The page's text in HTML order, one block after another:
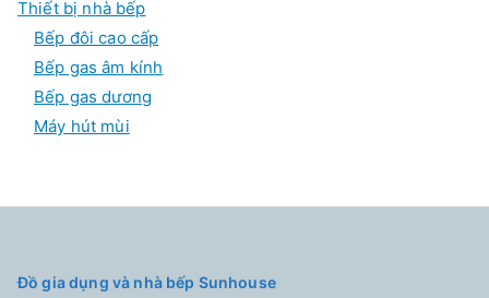
Thiết bị nhà bếp
Bếp đôi cao cấp
Bếp gas âm kính
Bếp gas dương
Máy hút mùi
Đồ gia dụng và nhà bếp Sunhouse